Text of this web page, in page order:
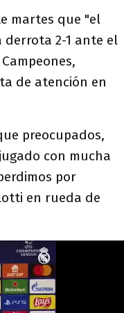
martes que "el
derrota 2-1 ante el
de atención en
preocupados,
con mucha
por
en rueda de